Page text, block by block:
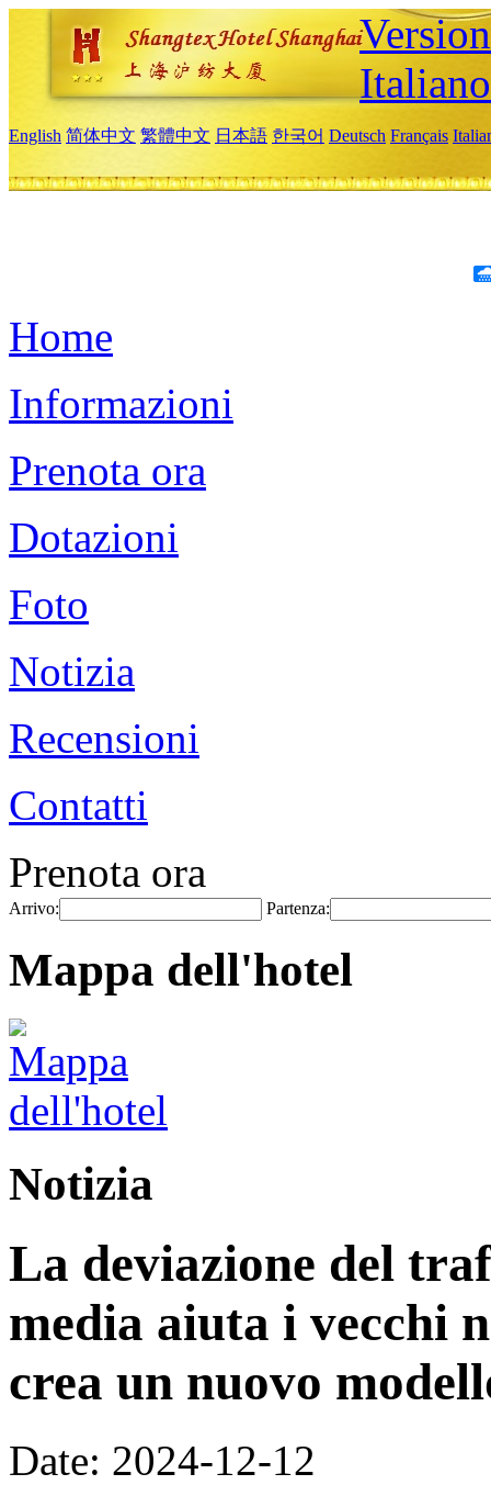
Italiano
English 简体中文 繁體中文 日本語 한국어 Deutsch Français
Home
Informazioni
Prenota ora
Dotazioni
Foto
Notizia
Recensioni
Contatti
Prenota ora
Arrivo: Partenza:
Mappa dell'hotel
Notizia
La deviazione del
media aiuta i vecchi
crea un nuovo
Date: 2024-12-12